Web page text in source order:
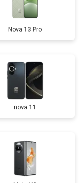
Nova 13 Pro
nova 11